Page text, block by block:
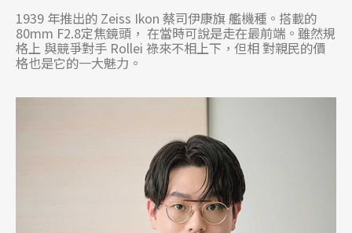
1939 年推出的 Zeiss Ikon 蔡司伊康旗 艦機種。搭載的
80mm F2.8定焦鏡頭， 在當時可說是走在最前端。雖然規
格上 與競爭對手 Rollei 祿來不相上下，但相 對親民的價
格也是它的一大魅力。